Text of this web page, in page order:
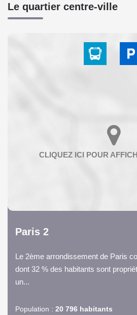
Le quartier centre-ville
Paris 2
Le 2ème arrondissement de Paris
dont 32 % des habitants sont
un...
Population : 20 796 habitants